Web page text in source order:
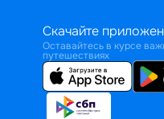
Скачайте
Оставайтесь в курсе
путешествиях